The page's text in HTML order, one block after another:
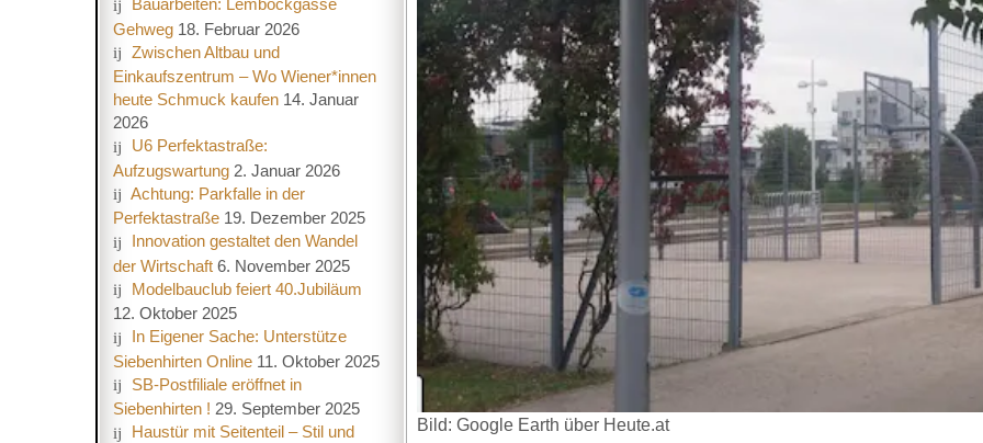
Bauarbeiten: Lemböckgasse
Gehweg 18. Februar 2026
Zwischen Altbau und
Einkaufszentrum – Wo Wiener*innen
heute Schmuck kaufen 14. Januar
2026
U6 Perfektastraße:
Aufzugswartung 2. Januar 2026
Achtung: Parkfalle in der
Perfektastraße 19. Dezember 2025
Innovation gestaltet den Wandel
der Wirtschaft 6. November 2025
Modelbauclub feiert 40.Jubiläum
12. Oktober 2025
In Eigener Sache: Unterstütze
Siebenhirten Online 11. Oktober 2025
SB-Postfiliale eröffnet in
Siebenhirten ! 29. September 2025
Haustür mit Seitenteil – Stil und
Bild: Google Earth über Heute.at